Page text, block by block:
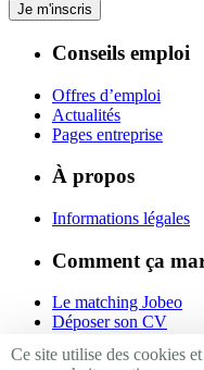
Je m'inscris
Conseils emploi
Offres d’emploi
Actualités
Pages entreprise
À propos
Informations légales
Comment ça
Le matching Jobeo
Déposer son CV
Ce site utilise des cookies